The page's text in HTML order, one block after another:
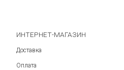
ИНТЕРНЕТ-МАГАЗИН
Доставка
Оплата